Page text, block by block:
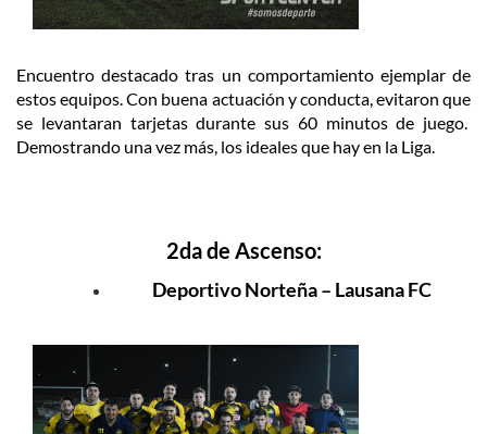
Encuentro destacado tras un comportamiento ejemplar de
estos equipos. Con buena actuación y conducta, evitaron que
se levantaran tarjetas durante sus 60 minutos de juego.
Demostrando una vez más, los ideales que hay en la Liga.
2da de Ascenso:
Deportivo Norteña – Lausana FC